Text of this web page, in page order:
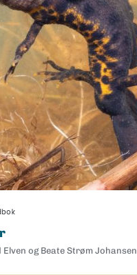
Elven og Beate Strøm Johansen